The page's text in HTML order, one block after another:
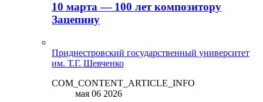
10 марта — 100 лет композитору
Зацепину
Приднестровский государственный университет
им. Т.Г. Шевченко
COM_CONTENT_ARTICLE_INFO
мая 06 2026